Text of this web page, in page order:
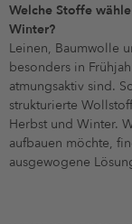
Welche Stoffe
Winter?
Leinen, Baumwolle
besonders in
atmungsaktiv sind.
strukturierte
Herbst und Winter.
aufbauen möchte,
ausgewogene